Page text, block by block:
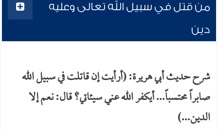
من قتل في سبيل الله تعالى وعليه
دين
شرح حديث أبي هريرة: (أرأيت إن قاتلت في سبيل الله
صابراً محتسباً... أيكفر الله عني سيئاتي؟ قال: نعم إلا
الدين...)